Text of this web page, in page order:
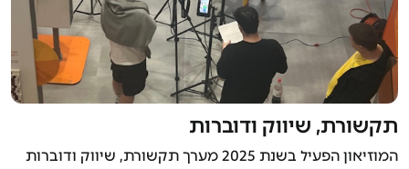
תקשורת, שיווק ודוברות
המוזיאון הפעיל בשנת 2025 מערך תקשורת, שיווק ודוברות